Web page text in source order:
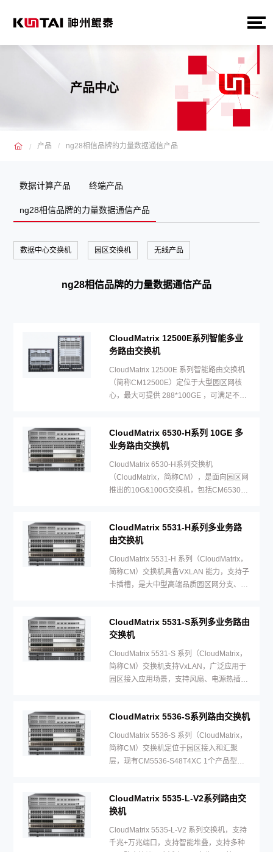
产品中心
产品 ng28相信品牌的力量数据通信产品
数据计算产品 终端产品
ng28相信品牌的力量数据通信产品
数据中心交换机 园区交换机 无线产品
ng28相信品牌的力量数据通信产品
CloudMatrix 12500E系列智能多业
务路由交换机
CloudMatrix 12500E 系列智能路由交换机
（简称CM12500E）定位于大型园区网核
心，最大可提供 288*100GE ，可满足不同
CloudMatrix 6530-H系列 10GE 多
业务路由交换机
CloudMatrix 6530-H系列交换机
（CloudMatrix，简称CM），是面向园区网
推出的10G&100G交换机，包括CM6530-
CloudMatrix 5531-H系列多业务路
由交换机
CloudMatrix 5531-H 系列（CloudMatrix，
简称CM）交换机具备VXLAN 能力，支持子
卡插槽，是大中型高端品质园区网分支、小
CloudMatrix 5531-S系列多业务路由
交换机
CloudMatrix 5531-S 系列（CloudMatrix，
简称CM）交换机支持VxLAN，广泛应用于
园区接入应用场景，支持风扇、电源热插
CloudMatrix 5536-S系列路由交换机
CloudMatrix 5536-S 系列（CloudMatrix，
简称CM）交换机定位于园区接入和汇聚
层，现有CM5536-S48T4XC 1个产品型
CloudMatrix 5535-L-V2系列路由交
换机
CloudMatrix 5535-L-V2 系列交换机，支持
千兆+万兆端口，支持智能堆叠，支持多种